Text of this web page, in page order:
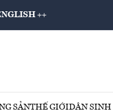
++
SẢNTHẾ GIỚIDÂN SINH